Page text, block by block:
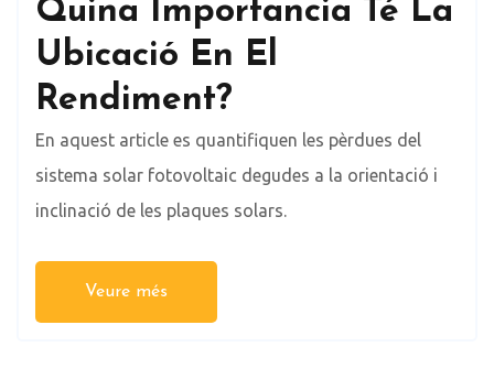
Quina Importancia Té La
Ubicació En El
Rendiment?
En aquest article es quantifiquen les pèrdues del
sistema solar fotovoltaic degudes a la orientació i
inclinació de les plaques solars.
Veure més